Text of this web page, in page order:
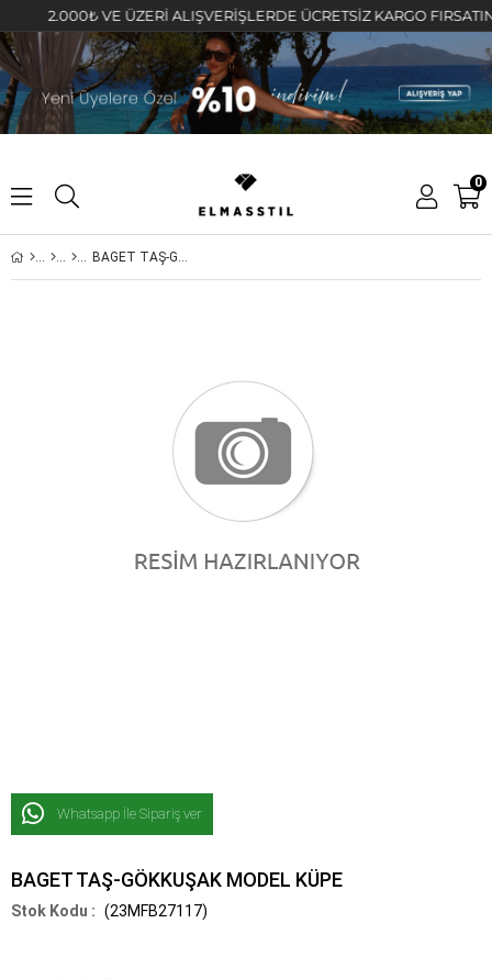
2.000₺ VE ÜZERİ ALIŞVERİŞLERDE ÜCRETSİZ KARGO FIRSATINI
0
BAGET TAŞ-GÖKKUŞAK MODEL KÜPE
Whatsapp İle Sipariş ver
BAGET TAŞ-GÖKKUŞAK MODEL KÜPE
(23MFB27117)